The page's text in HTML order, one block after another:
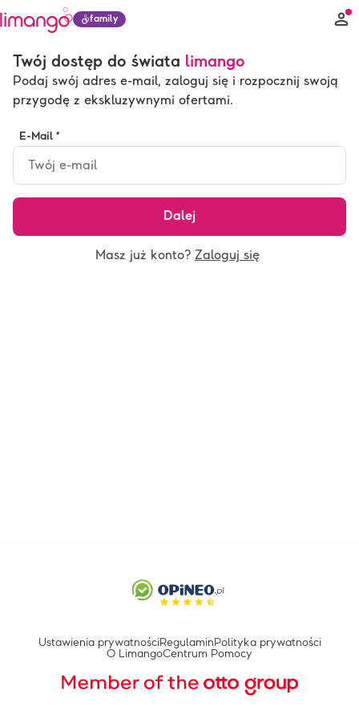
family
Twój dostęp do świata limango
Podaj swój adres e-mail, zaloguj się i rozpocznij swoją
przygodę z ekskluzywnymi ofertami.
E-Mail *
Dalej
Masz już konto? Zaloguj się
Ustawienia prywatnościRegulamin Polityka prywatności
O LimangoCentrum Pomocy